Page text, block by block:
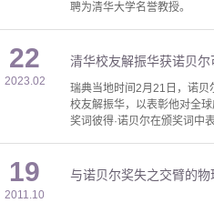
聘为清华大学名誉教授。
22
2023.02
清华校友解振华获诺贝
瑞典当地时间2月21日，诺贝
校友解振华，以表彰他对全
奖词彼得·诺贝尔在颁奖词中
19
2011.10
与诺贝尔奖失之交臂的物